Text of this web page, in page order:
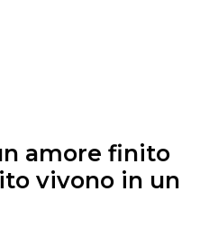
amore finito
vivono in un